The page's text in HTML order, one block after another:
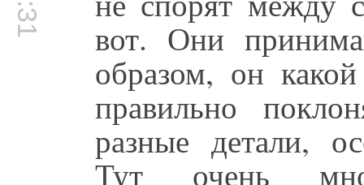
вот. Они
образом, он
правильно
разные детали,
Тут очень